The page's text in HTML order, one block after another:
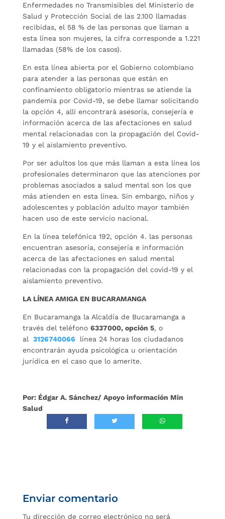
Enfermedades no Transmisibles del Ministerio de
Salud y Protección Social de las 2.100 llamadas
recibidas, el 58 % de las personas que llaman a
esta línea son mujeres, la cifra corresponde a 1.221
llamadas (58% de los casos).
En esta línea abierta por el Gobierno colombiano
para atender a las personas que están en
confinamiento obligatorio mientras se atiende la
pandemia por Covid-19, se debe llamar solicitando
la opción 4, allí encontrará asesoría, consejería e
información acerca de las afectaciones en salud
mental relacionadas con la propagación del Covid-
19 y el aislamiento preventivo.
Por ser adultos los que más llaman a esta línea los
profesionales determinaron que las atenciones por
problemas asociados a salud mental son los que
más atienden en esta línea. Sin embargo, niños y
adolescentes y población adulto mayor también
hacen uso de este servicio nacional.
En la línea telefónica 192, opción 4. las personas
encuentran asesoría, consejería e información
acerca de las afectaciones en salud mental
relacionadas con la propagación del covid-19 y el
aislamiento preventivo.
LA LÍNEA AMIGA EN BUCARAMANGA
En Bucaramanga la Alcaldía de Bucaramanga a
través del teléfono 6337000, opción 5, o
al
3126740066
línea 24 horas los ciudadanos
encontrarán ayuda psicológica u orientación
jurídica en el caso que lo amerite.
Por: Édgar A. Sánchez/ Apoyo información Min
Salud
Enviar comentario
Tu dirección de correo electrónico no será